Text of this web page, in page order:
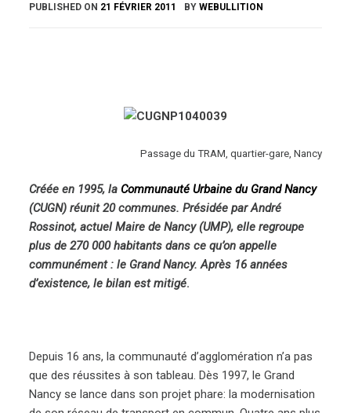
PUBLISHED ON 21 FÉVRIER 2011 BYWEBULLITION
Passage du TRAM, quartier-gare, Nancy
Créée en 1995, la Communauté Urbaine du Grand Nancy
(CUGN) réunit 20 communes. Présidée par André
Rossinot, actuel Maire de Nancy (UMP), elle regroupe
plus de 270 000 habitants dans ce qu’on appelle
communément : le Grand Nancy. Après 16 années
d’existence, le bilan est mitigé.
Depuis 16 ans, la communauté d’agglomération n’a pas
que des réussites à son tableau. Dès 1997, le Grand
Nancy se lance dans son projet phare: la modernisation